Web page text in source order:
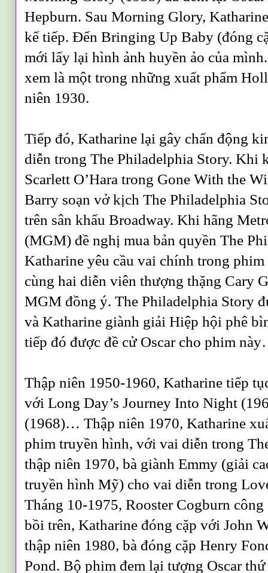
Hepburn. Sau Morning Glory,
kế tiếp. Ðến Bringing Up Baby (đóng
mới lấy lại hình ảnh huyền ảo của
xem là một trong những xuất phẩm
niên 1930.
Tiếp đó, Katharine lại gây chấn động
diễn trong The Philadelphia Story. Khi
Scarlett O’Hara trong Gone With the
Barry soạn vở kịch The Philadelphia
trên sân khấu Broadway. Khi hãng
(MGM) đề nghị mua bản quyền The
Katharine yêu cầu vai chính trong
cùng hai diễn viên thượng thặng Cary
MGM đồng ý. The Philadelphia Story
và Katharine giành giải Hiệp hội phê
tiếp đó được đề cử Oscar cho phim
Thập niên 1950-1960, Katharine tiếp
với Long Day’s Journey Into Night
(1968)… Thập niên 1970, Katharine
phim truyền hình, với vai diễn trong
thập niên 1970, bà giành Emmy (giải
truyền hình Mỹ) cho vai diễn trong
Tháng 10-1975, Rooster Cogburn
bồi trên, Katharine đóng cặp với John
thập niên 1980, bà đóng cặp Henry
Pond. Bộ phim đem lại tượng Oscar